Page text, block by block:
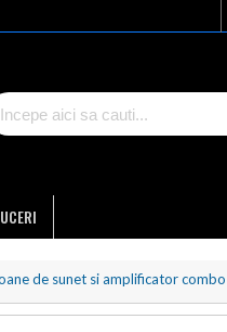
de sunet si amplificator combo